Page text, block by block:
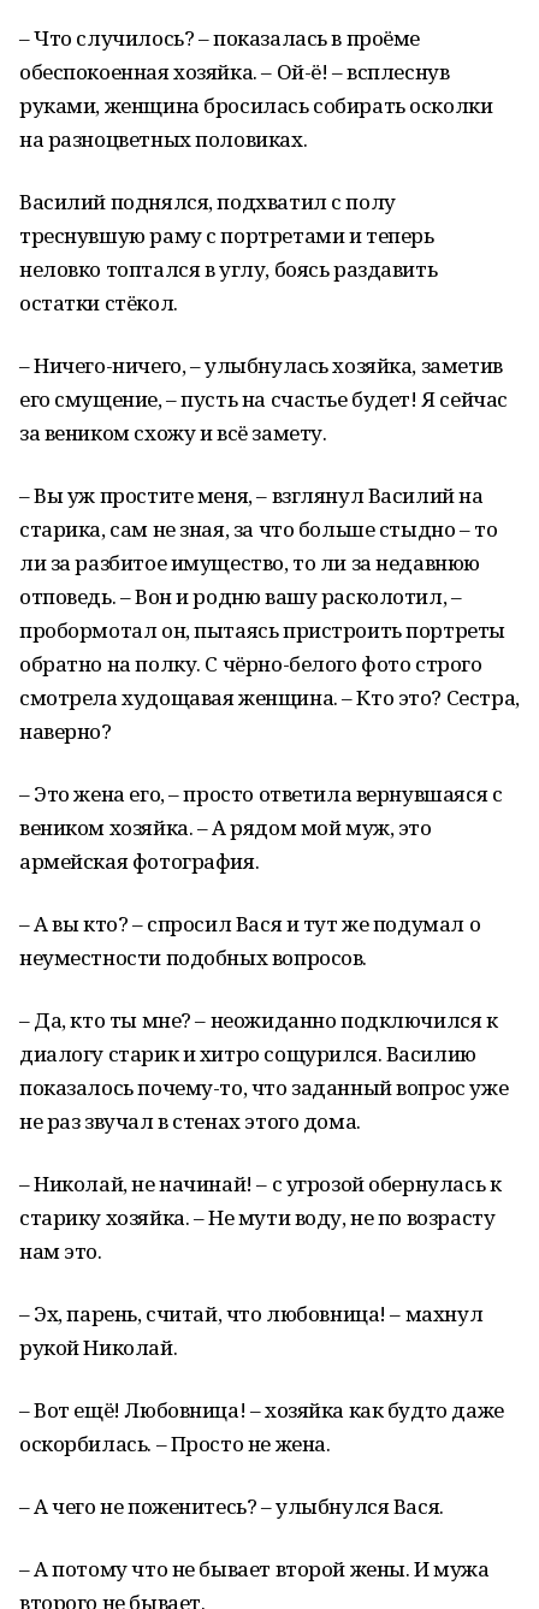
– Что случилось? – показалась в проёме
обеспокоенная хозяйка. – Ой-ё! – всплеснув
руками, женщина бросилась собирать осколки
на разноцветных половиках.
Василий поднялся, подхватил с полу
треснувшую раму с портретами и теперь
неловко топтался в углу, боясь раздавить
остатки стёкол.
– Ничего-ничего, – улыбнулась хозяйка, заметив
его смущение, – пусть на счастье будет! Я сейчас
за веником схожу и всё замету.
– Вы уж простите меня, – взглянул Василий на
старика, сам не зная, за что больше стыдно – то
ли за разбитое имущество, то ли за недавнюю
отповедь. – Вон и родню вашу расколотил, –
пробормотал он, пытаясь пристроить портреты
обратно на полку. С чёрно-белого фото строго
смотрела худощавая женщина. – Кто это? Сестра,
наверно?
– Это жена его, – просто ответила вернувшаяся с
веником хозяйка. – А рядом мой муж, это
армейская фотография.
– А вы кто? – спросил Вася и тут же подумал о
неуместности подобных вопросов.
– Да, кто ты мне? – неожиданно подключился к
диалогу старик и хитро сощурился. Василию
показалось почему-то, что заданный вопрос уже
не раз звучал в стенах этого дома.
– Николай, не начинай! – с угрозой обернулась к
старику хозяйка. – Не мути воду, не по возрасту
нам это.
– Эх, парень, считай, что любовница! – махнул
рукой Николай.
– Вот ещё! Любовница! – хозяйка как будто даже
оскорбилась. – Просто не жена.
– А чего не поженитесь? – улыбнулся Вася.
– А потому что не бывает второй жены. И мужа
второго не бывает.